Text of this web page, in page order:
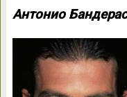
Антонио Бандерас